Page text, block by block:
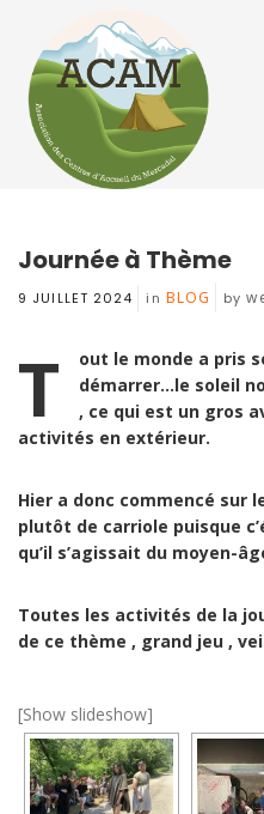
Journée à Thème
9 JUILLET 2024 in BLOG by
T
out le monde a pris ses marques et la colo peut
démarrer…le soleil
, ce qui est un gros
activités en extérieur.
Hier a donc commencé sur
plutôt de carriole puisque
qu’il s’agissait du moyen-
Toutes les activités de la
de ce thème , grand jeu ,
[Show slideshow]